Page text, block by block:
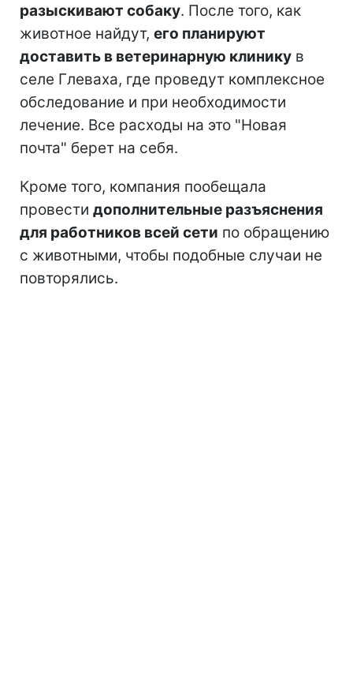
разыскивают собаку. После того, как
животное найдут, его планируют
доставить в ветеринарную клинику в
селе Глеваха, где проведут комплексное
обследование и при необходимости
лечение. Все расходы на это "Новая
почта" берет на себя.
Кроме того, компания пообещала
провести дополнительные разъяснения
для работников всей сети по обращению
с животными, чтобы подобные случаи не
повторялись.